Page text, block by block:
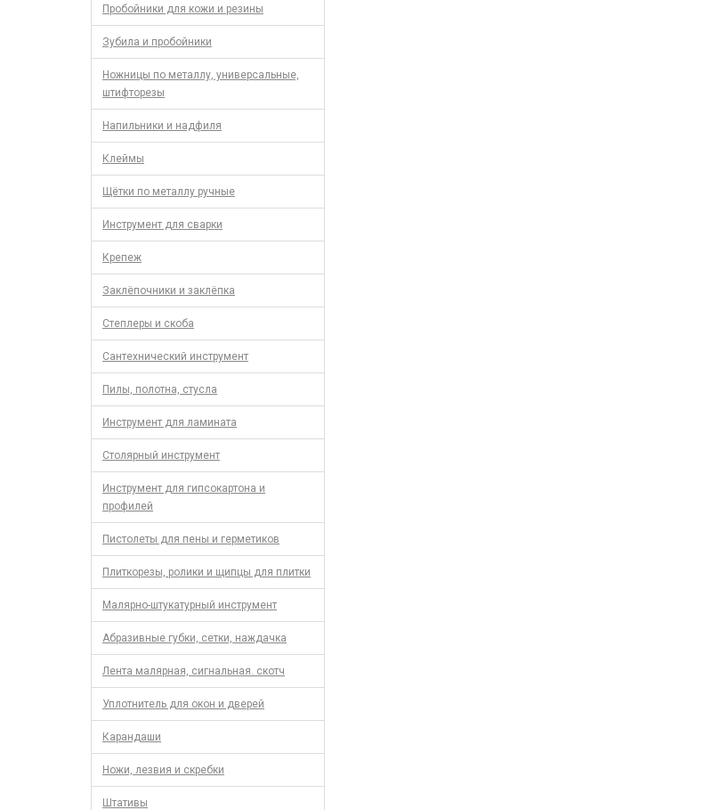
Пробойники для кожи и резины
Зубила и пробойники
Ножницы по металлу, универсальные,
штифторезы
Напильники и надфиля
Клеймы
Щётки по металлу ручные
Инструмент для сварки
Крепеж
Заклёпочники и заклёпка
Степлеры и скоба
Сантехнический инструмент
Пилы, полотна, стусла
Инструмент для ламината
Столярный инструмент
Инструмент для гипсокартона и
профилей
Пистолеты для пены и герметиков
Плиткорезы, ролики и щипцы для плитки
Малярно-штукатурный инструмент
Абразивные губки, сетки, наждачка
Лента малярная, сигнальная. скотч
Уплотнитель для окон и дверей
Карандаши
Ножи, лезвия и скребки
Штативы